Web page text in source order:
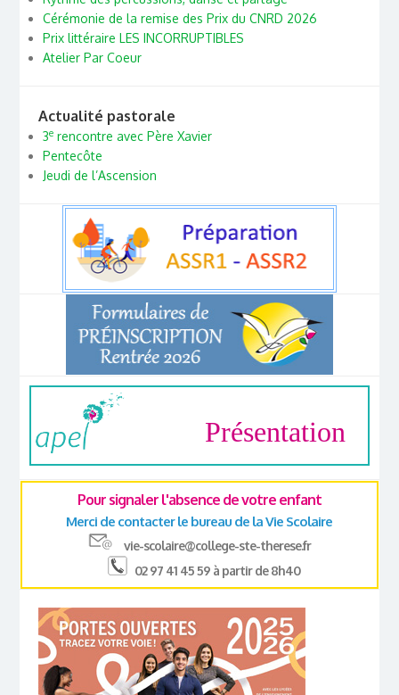
Cérémonie de la remise des Prix du CNRD 2026
Prix littéraire LES INCORRUPTIBLES
Atelier Par Coeur
Actualité pastorale
3erencontre avec Père Xavier
Pentecôte
Jeudi de l’Ascension
Présentation
Pour signaler l'absence de votre enfant
Merci de contacter le bureau de la Vie Scolaire
vie-scolaire@college-ste-therese.fr
02 97 41 45 59 à partir de 8h40